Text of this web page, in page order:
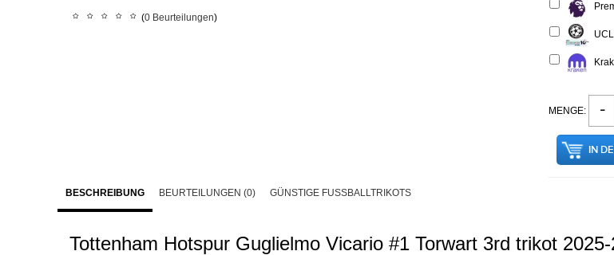
(0 Beurteilungen)
MENGE:
IN
BESCHREIBUNG BEURTEILUNGEN (0) GÜNSTIGE FUSSBALLTRIKOTS
Tottenham Hotspur Guglielmo Vicario #1 Torwart 3rd trikot